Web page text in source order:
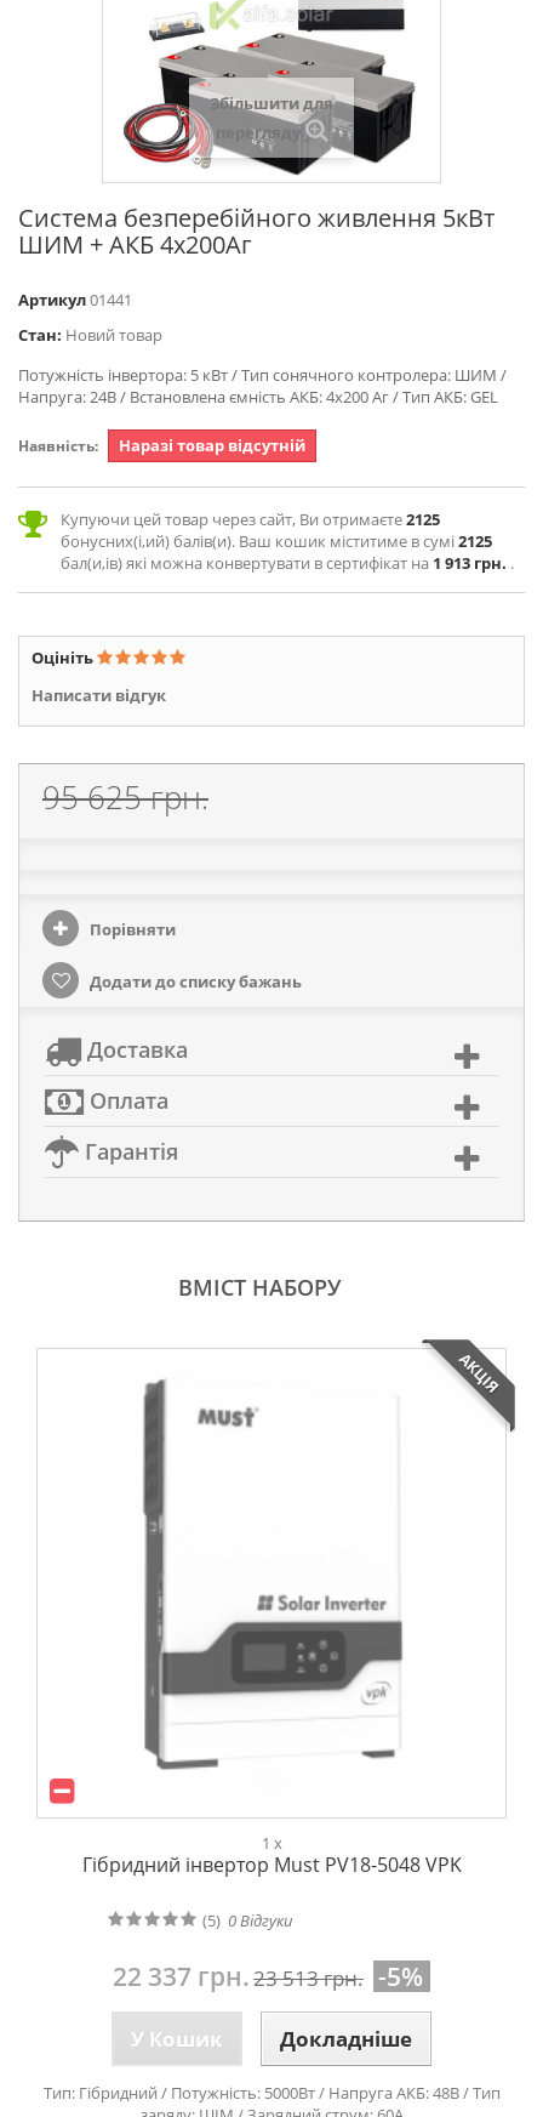
Збільшити для
перегляду
Система безперебійного живлення 5кВт
ШИМ + АКБ 4х200Аг
Артикул01441
Стан: Новий товар
Потужність інвертора: 5 кВт / Тип сонячного контролера: ШИМ /
Напруга: 24В / Встановлена ємність АКБ: 4х200 Аг / Тип АКБ: GEL
Наявність: Наразі товар відсутній
Купуючи цей товар через сайт, Ви отримаєте2125
бонусних(і,ий) балів(и). Ваш кошик міститиме в сумі2125
бал(и,ів) які можна конвертувати в сертифікат на 1 913 грн. .
Оцініть
Написати відгук
95 625 грн.
Порівняти
Додати до списку бажань
Доставка
Оплата
Гарантія
ВМІСТ НАБОРУ
АКЦІЯ
1 x
Гібридний інвертор Must PV18-5048 VPK
(5) 0Відгуки
22 337 грн.23 513 грн. -5%
У Кошик Докладніше
Тип: Гібридний / Потужність: 5000Вт / Напруга АКБ: 48В / Тип